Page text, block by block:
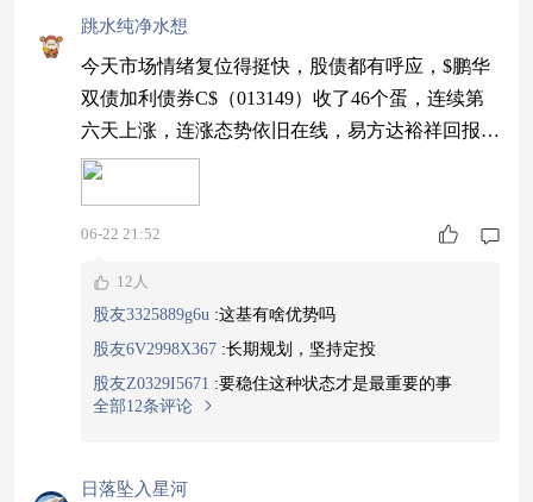
跳水纯净水想
今天市场情绪复位得挺快，股债都有呼应，$鹏华
双债加利债券C$（013149）收了46个蛋，连续第
六天上涨，连涨态势依旧在线，易方达裕祥回报债
券C（017420）收了25个蛋，兴全丰德债券A（021
在产生可用收益的。#伊朗代表团暂停伊美谈判#
06-22 21:52
12人
股友3325889g6u :这基有啥优势吗
股友6V2998X367 :长期规划，坚持定投
股友Z0329I5671 :要稳住这种状态才是最重要的事
全部12条评论
日落坠入星河